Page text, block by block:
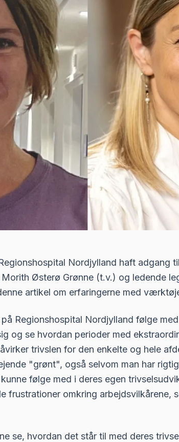
Nordjylland haft adgang
Østerø Grønne (t.v.) og ledende
artikel om erfaringerne med
Regionshospital Nordjylland følge
og se hvordan perioder med
trivslen for den enkelte og hele
"grønt", også selvom man har
følge med i deres egen
frustrationer omkring
se, hvordan det står til med deres